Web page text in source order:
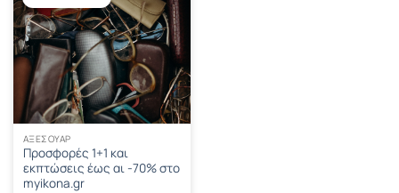
ΑΞΕΣΟΥΆΡ
Προσφορές 1+1 και
εκπτώσεις έως αι -70% στο
myikona.gr